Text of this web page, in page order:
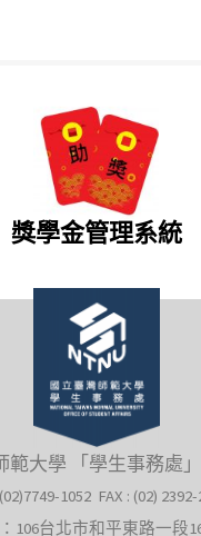
獎學金管理系統
範大學 「學生事務處
1052 FAX : (02) 2392-
106台北市和平東路一段